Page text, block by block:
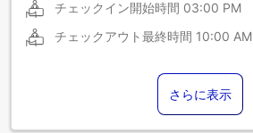
チェックイン開始時間 03:00 PM
チェックアウト最終時間 10:00 AM
さらに表示